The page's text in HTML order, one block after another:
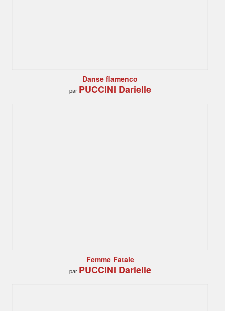
Danse flamenco
par PUCCINI Darielle
Femme Fatale
par PUCCINI Darielle